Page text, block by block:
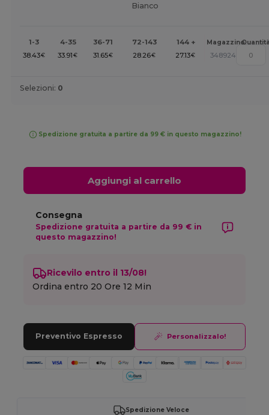
Bianco
1-3 4-35 36-71 72-143 144 + Magazzino
38.43€ 33.91 € 31.65€ 28.26€ 27.13€ 348924
Selezioni: 0
Spedizione gratuita a partire da 99 € in questo magazzino!
Aggiungi al carrello
Consegna
Spedizione gratuita a partire da 99 € in
questo magazzino!
Ricevilo entro il 13/08!
Ordina entro 20 Ore 12 Min
Preventivo Espresso Personalizzalo!
Spedizione Veloce